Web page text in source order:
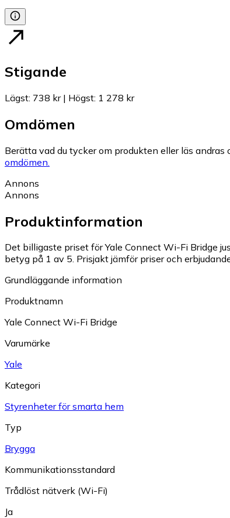
Stigande
Lägst: 738 kr| Högst: 1 278 kr
Omdömen
Berätta vad du tycker om produkten eller läs
omdömen.
Annons
Annons
Produktinformation
Det billigaste priset för Yale Connect Wi-Fi Bridge
betyg på 1 av 5. Prisjakt jämför priser och
Grundläggande information
Produktnamn
Yale Connect Wi-Fi Bridge
Varumärke
Yale
Kategori
Styrenheter för smarta hem
Typ
Brygga
Kommunikationsstandard
Trådlöst nätverk (Wi-Fi)
Ja